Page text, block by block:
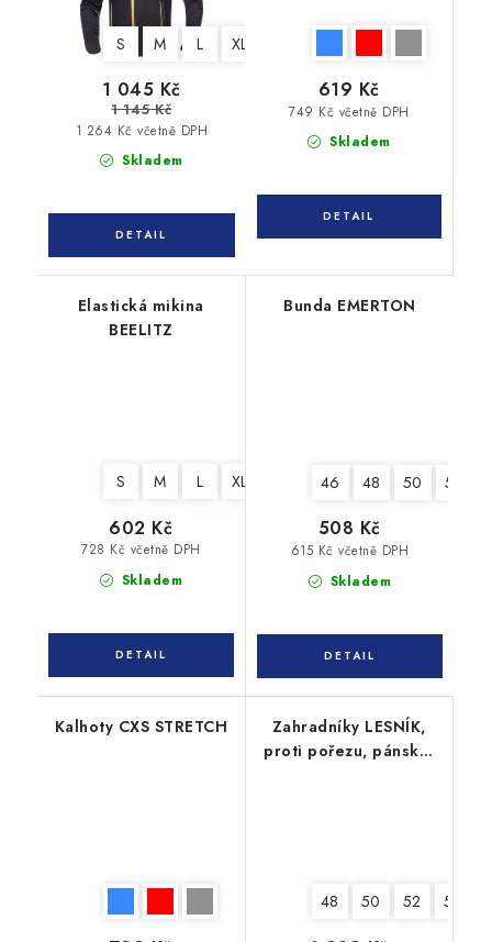
S M L XL
Skladem
1 264 Kč včetně DPH
1 045 Kč
1 145 Kč
Skladem
749 Kč včetně DPH
619 Kč
Elastická mikina
BEELITZ
S M L XL 3XL
Skladem
728 Kč včetně DPH
602 Kč
Bunda EMERTON
46 48 50 52
Skladem
615 Kč včetně DPH
508 Kč
Kalhoty CXS STRETCH
Zahradníky LESNÍK,
proti pořezu, pánské,
48 50 52 54